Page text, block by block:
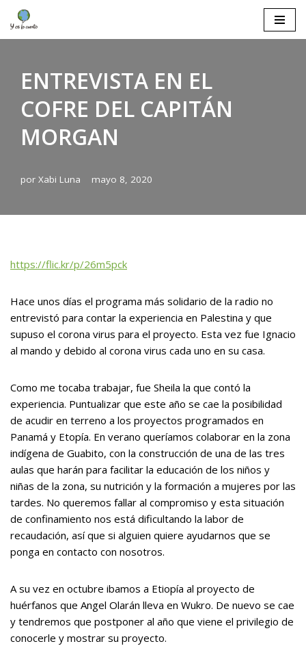
Saltar
contenido
ENTREVISTA EN EL
COFRE DEL CAPITÁN
MORGAN
por Xabi Luna mayo 8, 2020
https://flic.kr/p/26m5pck
Hace unos días el programa más solidario de la radio no
entrevistó para contar la experiencia en Palestina y que
supuso el corona virus para el proyecto. Esta vez fue Ignacio
al mando y debido al corona virus cada uno en su casa.
Como me tocaba trabajar, fue Sheila la que contó la
experiencia. Puntualizar que este año se cae la posibilidad
de acudir en terreno a los proyectos programados en
Panamá y Etopía. En verano queríamos colaborar en la zona
indígena de Guabito, con la construcción de una de las tres
aulas que harán para facilitar la educación de los niños y
niñas de la zona, su nutrición y la formación a mujeres por las
tardes. No queremos fallar al compromiso y esta situación
de confinamiento nos está dificultando la labor de
recaudación, así que si alguien quiere ayudarnos que se
ponga en contacto con nosotros.
A su vez en octubre ibamos a Etiopía al proyecto de
huérfanos que Angel Olarán lleva en Wukro. De nuevo se cae
y tendremos que postponer al año que viene el privilegio de
conocerle y mostrar su proyecto.